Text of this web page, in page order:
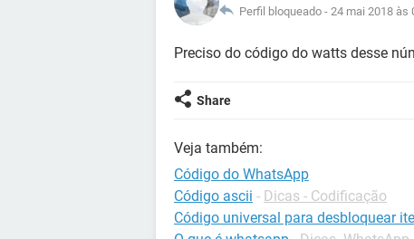
Perfil bloqueado - 24 mai 2018 às
Preciso do código do watts desse
Share
Veja também:
Código do WhatsApp
Código ascii - Dicas - Codificação
Código universal para desbloquear